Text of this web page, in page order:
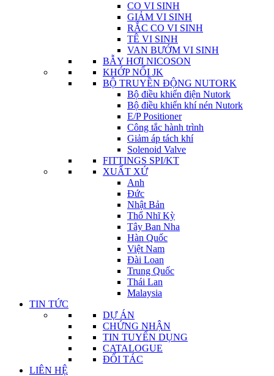
CO VI SINH
GIẢM VI SINH
RẮC CO VI SINH
TÊ VI SINH
VAN BƯỚM VI SINH
BẪY HƠI NICOSON
KHỚP NỐI JK
BỘ TRUYỀN ĐỘNG NUTORK
Bộ điều khiển điện Nutork
Bộ điều khiển khí nén Nutork
E/P Positioner
Công tắc hành trình
Giảm áp tách khí
Solenoid Valve
FITTINGS SPI/KT
XUẤT XỨ
Anh
Đức
Nhật Bản
Thổ Nhĩ Kỳ
Tây Ban Nha
Hàn Quốc
Việt Nam
Đài Loan
Trung Quốc
Thái Lan
Malaysia
TIN TỨC
DỰ ÁN
CHỨNG NHẬN
TIN TUYỂN DỤNG
CATALOGUE
ĐỐI TÁC
LIÊN HỆ